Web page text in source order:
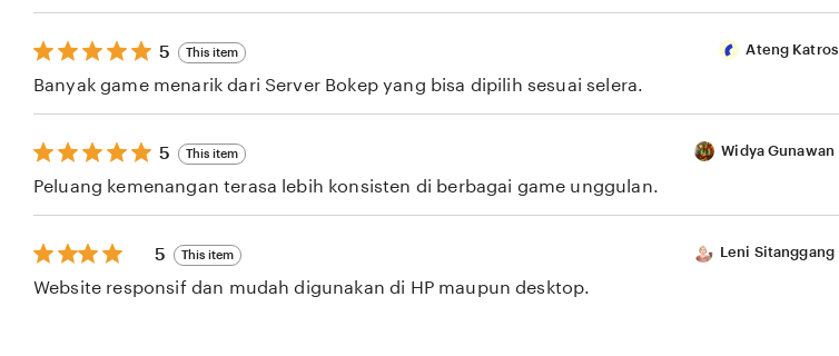
5
out
of
5 This item Ateng Katros
Banyak game menarik dari Server Bokep yang bisa dipilih sesuai selera.
5
out
of
5 This item Widya Gunawan
Peluang kemenangan terasa lebih konsisten di berbagai game unggulan.
5
out
of
5 This item Leni Sitanggang
Website responsif dan mudah digunakan di HP maupun desktop.